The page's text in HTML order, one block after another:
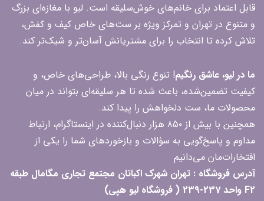
قابل اعتماد برای خانم‌های خوش‌سلیقه است. لیو با مغازه‌ای بزرگ
و متنوع در تهران و تمرکز ویژه بر ست‌های خاص کیف و کفش،
تلاش کرده تا انتخاب را برای مشتریانش آسان‌تر و شیک‌تر کند.
ما در لیو، عاشق رنگیم! تنوع رنگی بالا، طراحی‌های خاص، و
کیفیت تضمین‌شده، باعث شده تا هر سلیقه‌ای بتواند در میان
محصولات ما، ست دلخواهش را پیدا کند.
همچنین با بیش از ۸۵۰ هزار دنبال‌کننده در اینستاگرام، ارتباط
مداوم و پاسخ‌گویی به سؤالات و بازخوردهای شما را یکی از
افتخارات‌مان می‌دانیم
آدرس فروشگاه : تهران شهرک اکباتان مجتمع تجاری مگامال طبقه
F2 واحد 237-239 ( فروشگاه لیو هپی)